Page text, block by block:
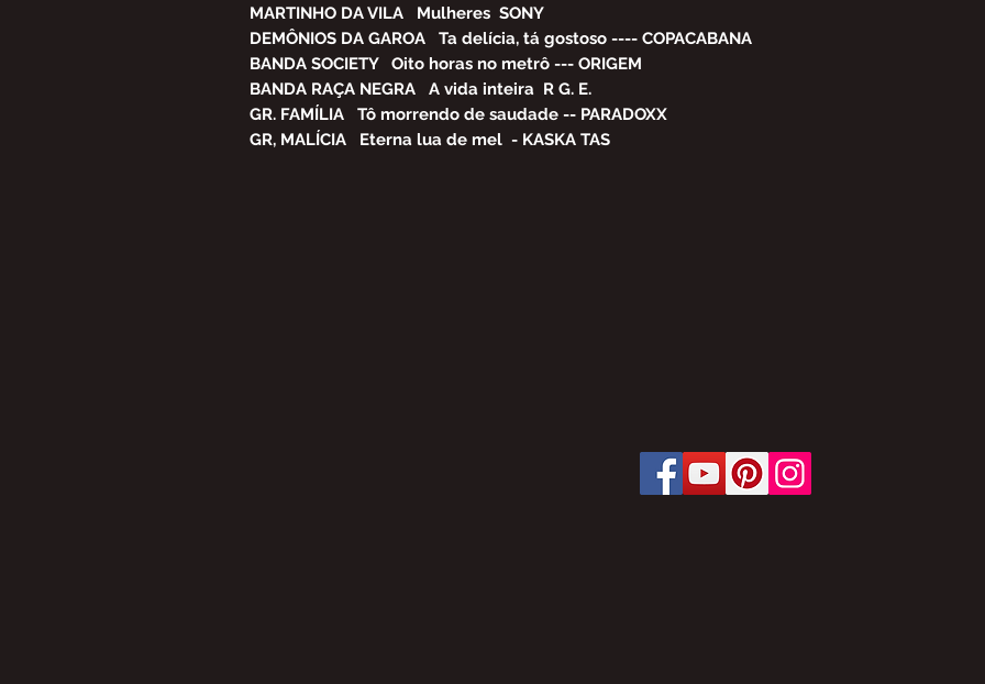
MARTINHO DA VILA Mulheres SONY
DEMÔNIOS DA GAROA Ta delícia, tá gostoso ---- COPACABANA
BANDA SOCIETY Oito horas no metrô --- ORIGEM
BANDA RAÇA NEGRA A vida inteira R G. E.
GR. FAMÍLIA Tô morrendo de saudade -- PARADOXX
GR, MALÍCIA Eterna lua de mel - KASKA TAS